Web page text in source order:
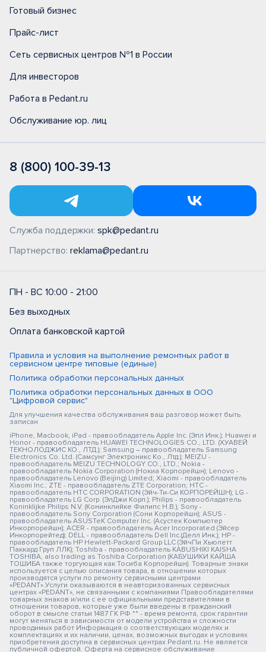
Готовый бизнес
Прайс-лист
Сеть сервисных центров №1 в России
Для инвесторов
Работа в Pedant.ru
Обслуживание юр. лиц
8 (800) 100-39-13
Служба поддержки: spk@pedant.ru
Партнерство: reklama@pedant.ru
ПН - ВС 10:00 - 21:00
Без выходных
Оплата банковской картой
Правила и условия на выполнение ремонтных работ в
сервисном центре типовые (единые)
Политика обработки персональных данных
Политика обработки персональных данных в ООО
"Цифровой сервис"
Для улучшения качества обслуживания ваш разговор может быть
записан
iPhone, Macbook, iPad - правообладатель Apple Inc. (Эпл Инк.); Huawei и
Honor - правообладатель HUAWEI TECHNOLOGIES CO., LTD. (ХУАВЕЙ
ТЕКНОЛОДЖИС КО., ЛТД.); Samsung – правообладатель Samsung
Electronics Co. Ltd. (Самсунг Электроникс Ко., Лтд.); MEIZU -
правообладатель MEIZU TECHNOLOGY CO., LTD.; Nokia -
правообладатель Nokia Corporation (Нокиа Корпорейшн); Lenovo -
правообладатель Lenovo (Beijing) Limited; Xiaomi - правообладатель
Xiaomi Inc.; ZTE - правообладатель ZTE Corporation; HTC -
правообладатель HTC CORPORATION (Эйч-Ти-Си КОРПОРЕЙШН); LG -
правообладатель LG Corp. (ЭлДжи Корп.); Philips - правообладатель
Koninklijke Philips N.V. (Конинклийке Филипс Н.В.); Sony -
правообладатель Sony Corporation (Сони Корпорейшн); ASUS -
правообладатель ASUSTeK Computer Inc. (Асустек Компьютер
Инкорпорейшн); ACER - правообладатель Acer Incorporated (Эйсер
Инкорпорейтед); DELL - правообладатель Dell Inc.(Делл Инк.); HP -
правообладатель HP Hewlett-Packard Group LLC (ЭйчПи Хьюлетт
Паккард Груп ЛЛК); Toshiba - правообладатель KABUSHIKI KAISHA
TOSHIBA, also trading as Toshiba Corporation (КАБУШИКИ КАЙША
ТОШИБА также торгующая как Тосиба Корпорейшн). Товарные знаки
используется с целью описания товара, в отношении которых
производятся услуги по ремонту сервисными центрами
«PEDANT».Услуги оказываются в неавторизованных сервисных
центрах «PEDANT», не связанными с компаниями Правообладателями
товарных знаков и/или с ее официальными представителями в
отношении товаров, которые уже были введены в гражданский
оборот в смысле статьи 1487 ГК РФ ** - время ремонта, срок гарантии
могут меняться в зависимости от модели устройства и сложности
проводимых работ Информация о соответствующих моделях и
комплектациях и их наличии, ценах, возможных выгодах и условиях
приобретения доступна в сервисных центрах Pedant.ru. Не является
публичной офертой. Оферта на сервисное обслуживание